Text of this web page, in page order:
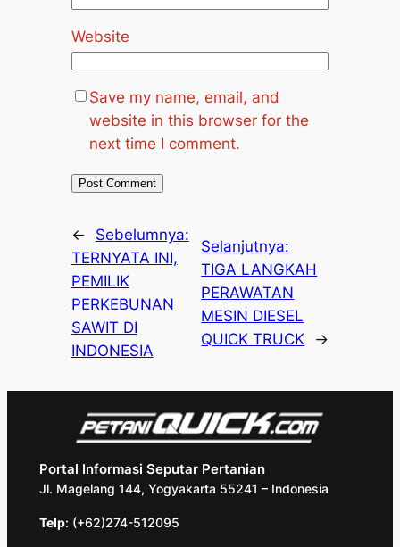
Website
Save my name, email, and
website in this browser for the
next time I comment.
←
Sebelumnya:
TERNYATA INI,
PEMILIK
PERKEBUNAN
SAWIT DI
INDONESIA
Selanjutnya:
TIGA LANGKAH
PERAWATAN
MESIN DIESEL
QUICK TRUCK
→
Portal Informasi Seputar Pertanian
Jl. Magelang 144, Yogyakarta 55241 – Indonesia
Telp: (+62)274-512095